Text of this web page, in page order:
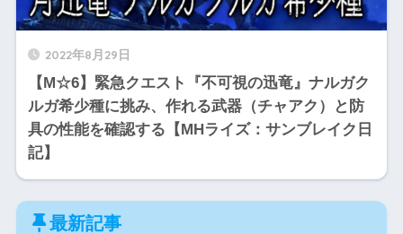
2022年8月29日
【M☆6】緊急クエスト『不可視の迅竜』ナルガク
ルガ希少種に挑み、作れる武器（チャアク）と防
具の性能を確認する【MHライズ：サンブレイク日
記】
最新記事